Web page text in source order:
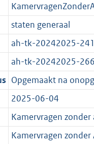
staten generaal
ah-tk-20242025-
ah-tk-20242025-
Opgemaakt na
2025-06-04
Kamervragen
Kamervragen